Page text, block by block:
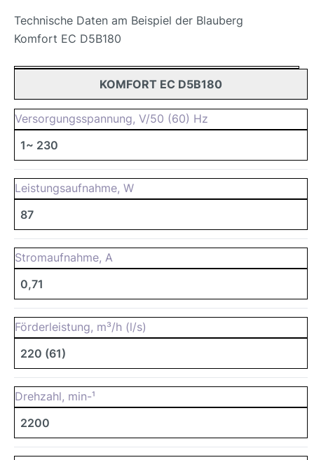
Technische Daten am Beispiel der Blauberg
Komfort EC D5B180
KOMFORT EC D5B180
Versorgungsspannung, V/50 (60) Hz
1~ 230
Leistungsaufnahme, W
87
Stromaufnahme, A
0,71
Förderleistung, m³/h (l/s)
220 (61)
Drehzahl, min-¹
2200